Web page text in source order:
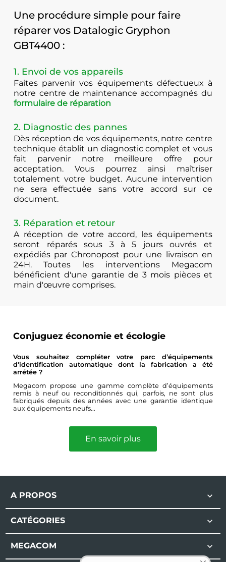
Une procédure simple pour faire
réparer vos Datalogic Gryphon
GBT4400 :
1. Envoi de vos appareils
Faites parvenir vos équipements défectueux à
notre centre de maintenance accompagnés du
formulaire de réparation
2. Diagnostic des pannes
Dès réception de vos équipements, notre centre
technique établit un diagnostic complet et vous
fait parvenir notre meilleure offre pour
acceptation. Vous pourrez ainsi maîtriser
totalement votre budget. Aucune intervention
ne sera effectuée sans votre accord sur ce
document.
3. Réparation et retour
A réception de votre accord, les équipements
seront réparés sous 3 à 5 jours ouvrés et
expédiés par Chronopost pour une livraison en
24H. Toutes les interventions Megacom
bénéficient d'une garantie de 3 mois pièces et
main d'œuvre comprises.
Conjuguez économie et écologie
Vous souhaitez compléter votre parc d’équipements
d'identification automatique dont la fabrication a été
arrétée ?
Megacom propose une gamme complète d’équipements
remis à neuf ou reconditionnés qui, parfois, ne sont plus
fabriqués depuis des années avec une garantie identique
aux équipements neufs...
En savoir plus
A PROPOS 
CATÉGORIES 
MEGACOM 